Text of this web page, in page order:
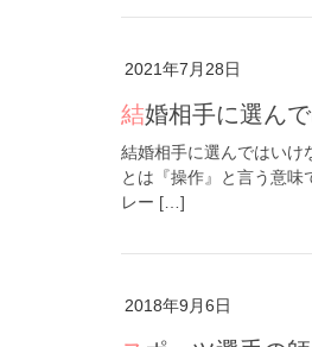
2021年7月28日
結婚相手に選
結婚相手に選んではいけ
とは『操作』と言う意味
レー […]
2018年9月6日